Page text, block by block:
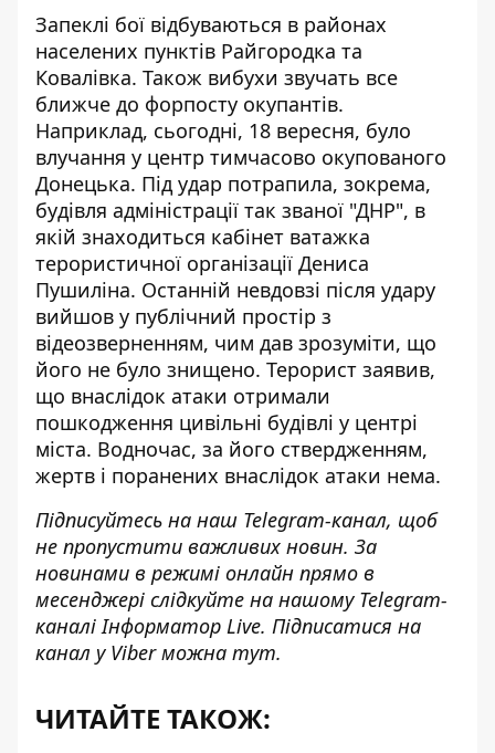
Запеклі бої відбуваються в районах
населених пунктів Райгородка та
Ковалівка. Також вибухи звучать все
ближче до форпосту окупантів.
Наприклад, сьогодні, 18 вересня, було
влучання у центр тимчасово окупованого
Донецька. Під удар потрапила, зокрема,
будівля адміністрації так званої "ДНР", в
якій знаходиться кабінет ватажка
терористичної організації Дениса
Пушиліна. Останній невдовзі після удару
вийшов у публічний простір з
відеозверненням, чим дав зрозуміти, що
його не було знищено. Терорист заявив,
що внаслідок атаки отримали
пошкодження цивільні будівлі у центрі
міста. Водночас, за його ствердженням,
жертв і поранених внаслідок атаки нема.
Підписуйтесь на наш Telegram-канал, щоб
не пропустити важливих новин. За
новинами в режимі онлайн прямо в
месенджері слідкуйте на нашому Telegram-
каналіІнформатор Live. Підписатися на
канал у Viber можна тут.
ЧИТАЙТЕ ТАКОЖ: